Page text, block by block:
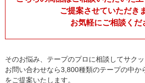
ご提案させていただき
お気軽にご相談くだ
そのお悩み、テープのプロに相談してサク
お問い合わせなら3,800種類のテープの中か
をご提案いたします。